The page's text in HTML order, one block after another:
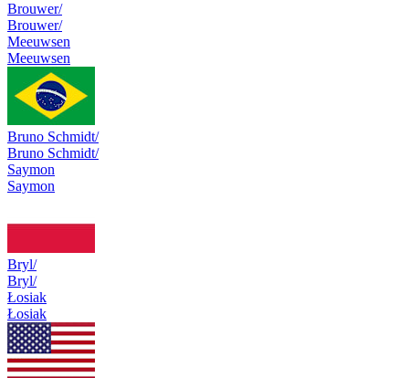
Brouwer/
Brouwer/
Meeuwsen
Meeuwsen
Bruno Schmidt/
Bruno Schmidt/
Saymon
Saymon
Bryl/
Bryl/
Łosiak
Łosiak